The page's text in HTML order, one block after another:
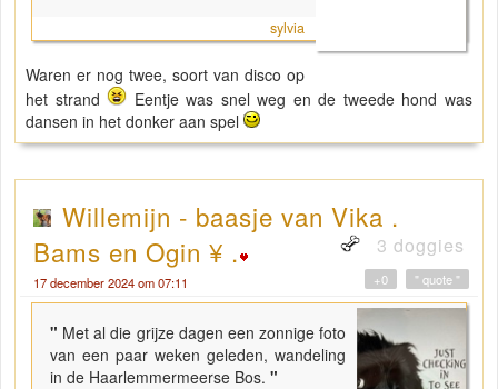
sylvia
Waren er nog twee, soort van disco op
het strand
Eentje was snel weg en de tweede hond was
dansen in het donker aan spel
Willemijn - baasje van Vika .
Bams en Ogin ¥ .
3 doggies
17 december 2024 om 07:11 " quote "
+0
" Met al die grijze dagen een zonnige foto
van een paar weken geleden, wandeling
in de Haarlemmermeerse Bos. "